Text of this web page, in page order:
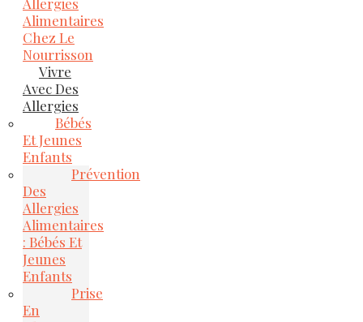
Alimentaires
Chez Le
Nourrisson
Vivre
Avec Des
Allergies
Bébés
Et Jeunes
Enfants
Prévention
Des
Allergies
Alimentaires
: Bébés Et
Jeunes
Enfants
Prise
En